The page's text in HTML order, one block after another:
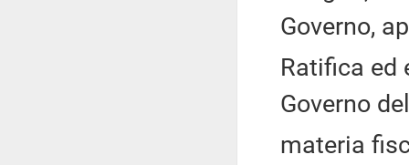
Governo,
Ratifica ed
Governo
materia